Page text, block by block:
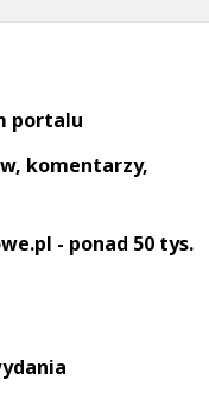
portalu
komentarzy,
- ponad 50 tys.